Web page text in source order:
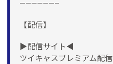
——————–
【配信】
▶配信サイト◀
ツイキャスプレミアム配信